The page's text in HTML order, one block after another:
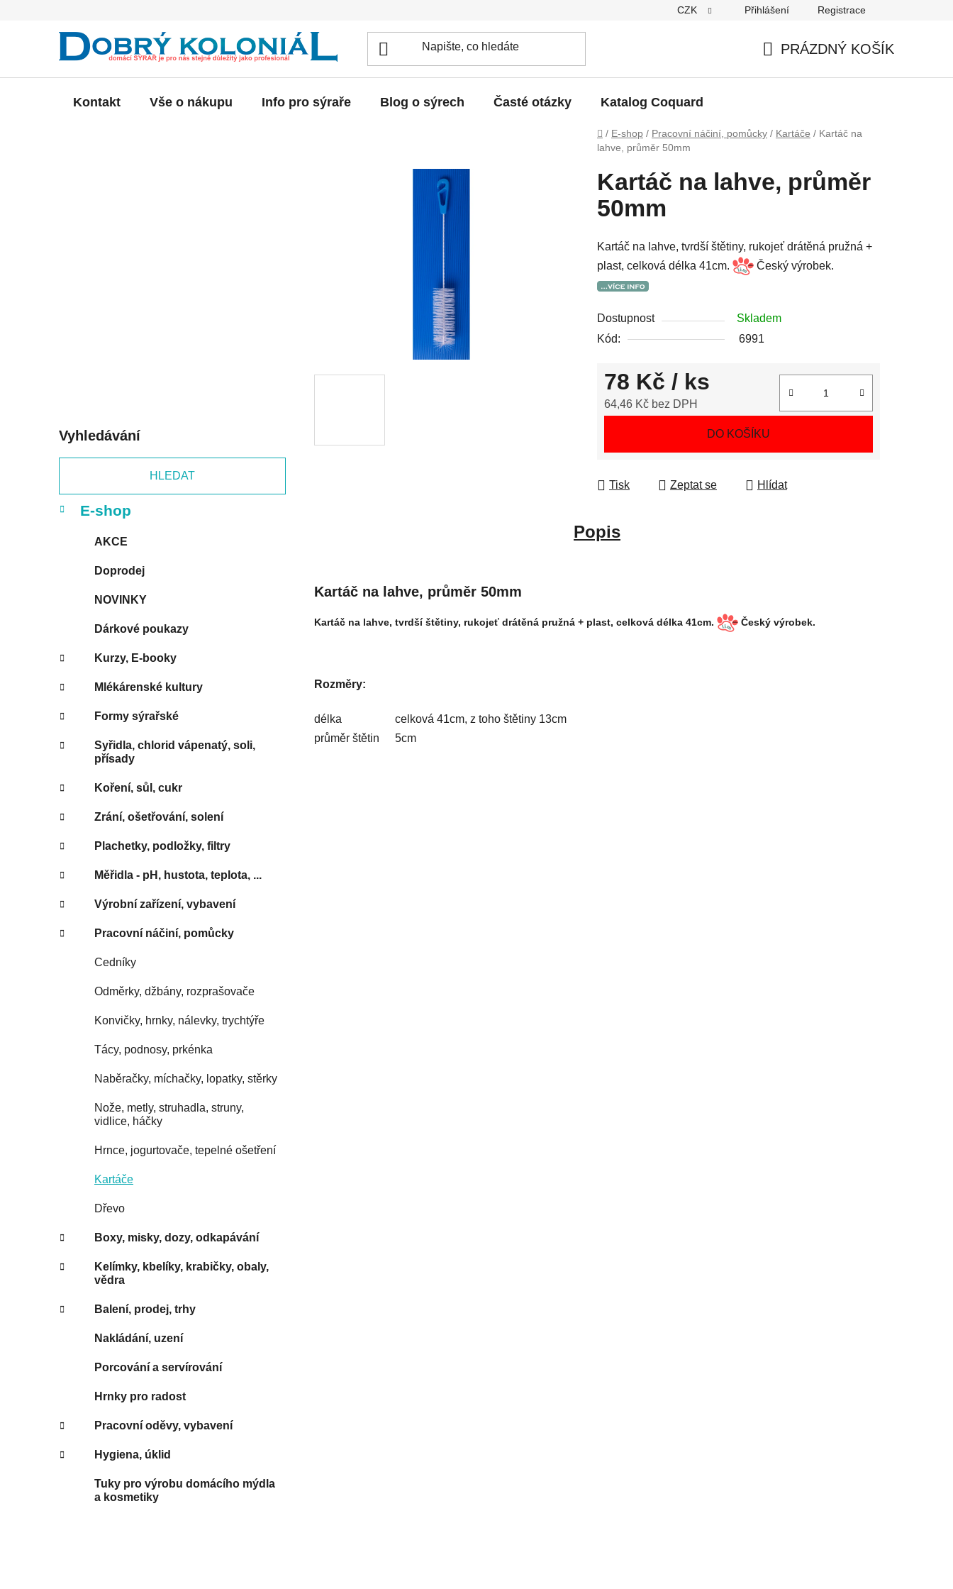
CZK Přihlášení Registrace
PRÁZDNÝ KOŠÍK
Kontakt Vše o nákupu Info pro sýraře Blog o sýrech Časté otázky Katalog Coquard
Domů
/ E-shop / Pracovní náčiní, pomůcky / Kartáče / Kartáč na
lahve, průměr 50mm
Vyhledávání
HLEDAT
kategorie
K
a
E-shop
AKCE
Doprodej
NOVINKY
Dárkové poukazy
Kurzy, E-booky
Mlékárenské kultury
Formy sýrařské
Syřidla, chlorid vápenatý, soli,
přísady
Koření, sůl, cukr
Zrání, ošetřování, solení
Plachetky, podložky, filtry
Měřidla - pH, hustota, teplota, ...
Výrobní zařízení, vybavení
Pracovní náčiní, pomůcky
Cedníky
Odměrky, džbány, rozprašovače
Konvičky, hrnky, nálevky, trychtýře
Tácy, podnosy, prkénka
Naběračky, míchačky, lopatky, stěrky
Nože, metly, struhadla, struny,
vidlice, háčky
Hrnce, jogurtovače, tepelné ošetření
Kartáče
Dřevo
Boxy, misky, dozy, odkapávání
Kelímky, kbelíky, krabičky, obaly,
vědra
Balení, prodej, trhy
Nakládání, uzení
Porcování a servírování
Hrnky pro radost
Pracovní oděvy, vybavení
Hygiena, úklid
Tuky pro výrobu domácího mýdla
a kosmetiky
Kartáč na lahve, průměr
50mm
Kartáč na lahve, tvrdší štětiny, rukojeť drátěná pružná +
plast, celková délka 41cm.
Český výrobek.
Dostupnost
Skladem
Kód:
6991
78 Kč / ks
64,46 Kč bez DPH
DO KOŠÍKU
Tisk Zeptat se Hlídat
Popis
Kartáč na lahve, průměr 50mm
Kartáč na lahve, tvrdší štětiny, rukojeť drátěná pružná + plast, celková délka 41cm. Český výrobek.
Rozměry:
délka
celková 41cm, z toho štětiny 13cm
průměr štětin
5cm